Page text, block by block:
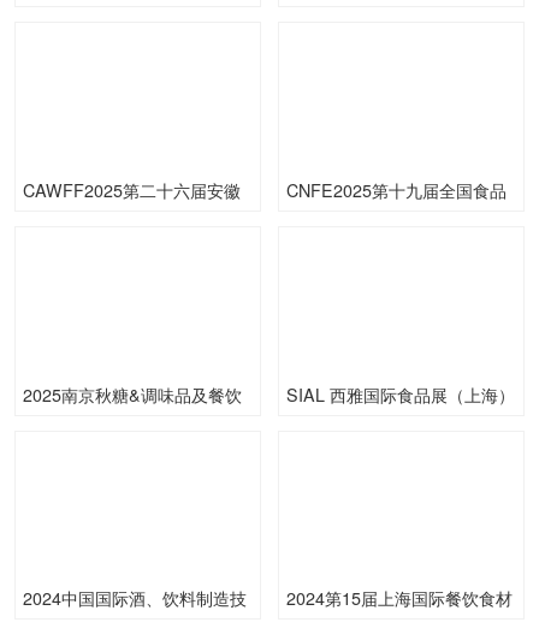
CAWFF2025第二十六届安徽
CNFE2025第十九届全国食品
2025南京秋糖&调味品及餐饮
SIAL 西雅国际食品展（上海）
2024中国国际酒、饮料制造技
2024第15届上海国际餐饮食材